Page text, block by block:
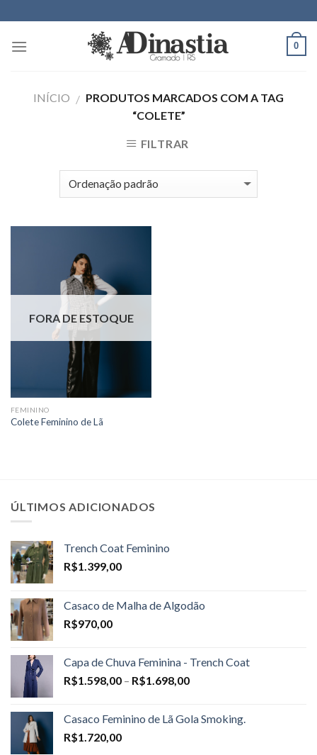
to
content
0
INÍCIO / PRODUTOS MARCADOS COM A TAG
“COLETE”
FILTRAR
FORA DE ESTOQUE
FEMININO
Colete Feminino de Lã
ÚLTIMOS ADICIONADOS
Trench Coat Feminino
R$1.399,00
Casaco de Malha de Algodão
R$970,00
Capa de Chuva Feminina - Trench Coat
R$1.598,00 – R$1.698,00Price
through
Casaco Feminino de Lã Gola Smoking.
R$1.720,00